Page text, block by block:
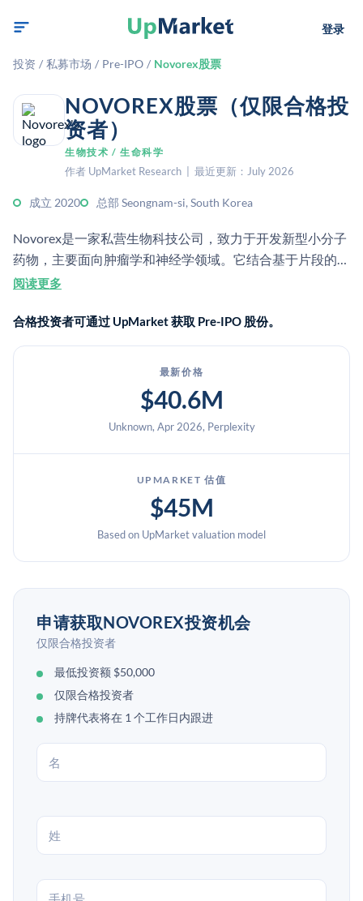
登录
投资 / 私募市场 / Pre-IPO / Novorex股票
NOVOREX股票（仅限合格投
资者）
生物技术 / 生命科学
作者 UpMarket Research | 最近更新：July 2026
成立 2020 总部 Seongnam-si, South Korea
Novorex是一家私营生物科技公司，致力于开发新型小分子
药物，主要面向肿瘤学和神经学领域。它结合基于片段的药
物发现和人工智能，以及制药专业经验来寻找候选药物。
阅读更多
合格投资者可通过 UpMarket 获取 Pre-IPO 股份。
最新价格
$40.6M
Unknown, Apr 2026, Perplexity
UPMARKET 估值
$45M
Based on UpMarket valuation model
申请获取NOVOREX投资机会
仅限合格投资者
最低投资额 $50,000
仅限合格投资者
持牌代表将在 1 个工作日内跟进